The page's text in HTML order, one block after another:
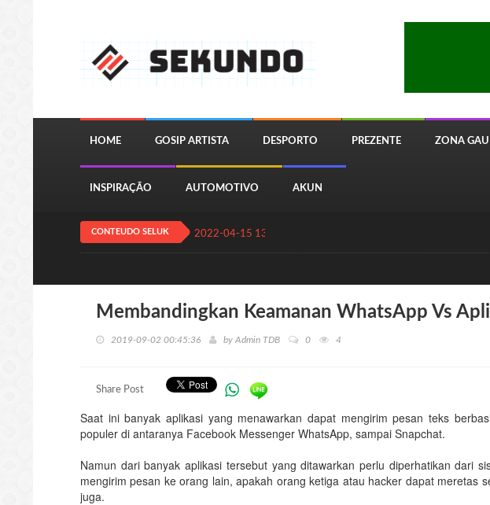
HOME GOSIP ARTISTA DESPORTO PREZENTE ZONA
INSPIRAÇÃO AUTOMOTIVO AKUN
CONTEUDO SELUK 2022-04-15 13:24:11
Membandingkan Keamanan WhatsApp Vs
2019-09-02 00:45:36 by Admin TDB 0 4
Share Post
Saat ini banyak aplikasi yang menawarkan dapat mengirim pesan teks
populer di antaranya Facebook Messenger WhatsApp, sampai Snapchat.
Namun dari banyak aplikasi tersebut yang ditawarkan perlu diperhatikan dari
mengirim pesan ke orang lain, apakah orang ketiga atau hacker dapat meretas
juga.